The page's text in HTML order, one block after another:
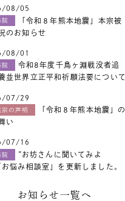
08/05
院
「令和８年熊本地震」本宗被
のお知らせ
08/01
院
令和8年度千鳥ヶ淵戦没者追
並世界立正平和祈願法要について
07/29
宗の声明
「令和８年熊本地震」の
い
07/16
院
”お坊さんに聞いてみよ
お悩み相談室」を更新しました。
お知らせ一覧へ